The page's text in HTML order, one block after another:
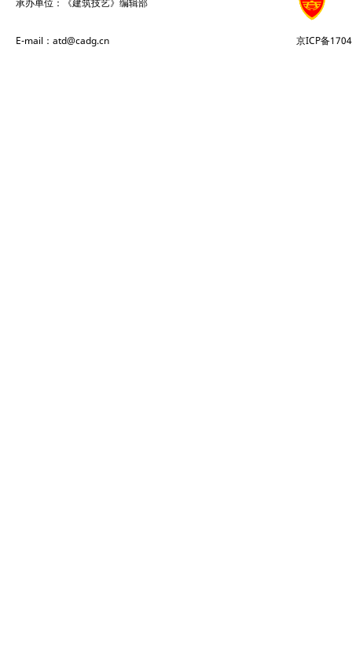
承办单位：《建筑技艺》编辑部
E-mail：atd@cadg.cn 京ICP备